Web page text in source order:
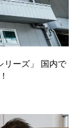
リーズ」 国内で